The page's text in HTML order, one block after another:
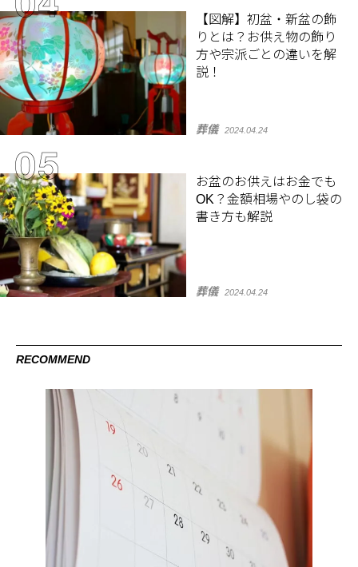
【図解】初盆・新盆の飾
りとは？お供え物の飾り
方や宗派ごとの違いを解
説！
葬儀 2024.04.24
お盆のお供えはお金でも
OK？金額相場やのし袋の
書き方も解説
葬儀 2024.04.24
RECOMMEND